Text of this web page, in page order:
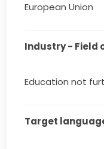
European Union
Industry - Field
Education not
Target